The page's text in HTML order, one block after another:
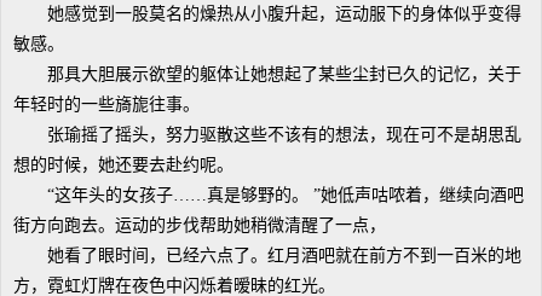
她感觉到一股莫名的燥热从小腹升起，运动服下的身体似乎变得
敏感。
那具大胆展示欲望的躯体让她想起了某些尘封已久的记忆，关于
年轻时的一些旖旎往事。
张瑜摇了摇头，努力驱散这些不该有的想法，现在可不是胡思乱
想的时候，她还要去赴约呢。
“这年头的女孩子……真是够野的。 ”她低声咕哝着，继续向酒吧
街方向跑去。运动的步伐帮助她稍微清醒了一点，
她看了眼时间，已经六点了。红月酒吧就在前方不到一百米的地
方，霓虹灯牌在夜色中闪烁着暧昧的红光。